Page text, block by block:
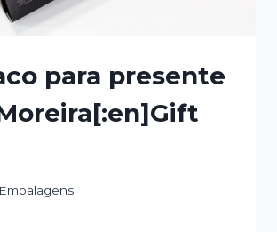
para presente
Embalagens